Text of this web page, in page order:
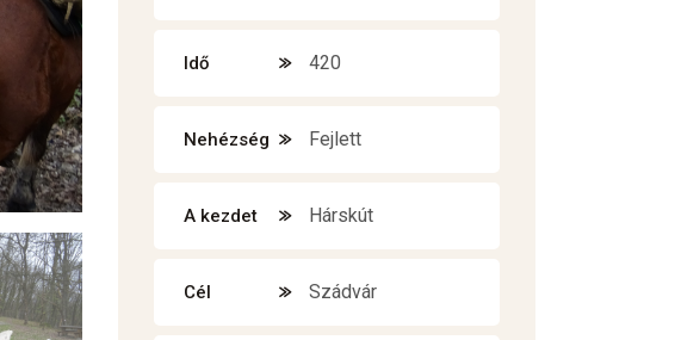
Idő 420
Nehézség Fejlett
A kezdet Hárskút
Cél Szádvár